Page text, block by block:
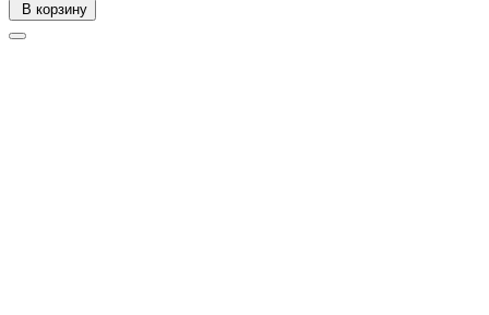
В корзину